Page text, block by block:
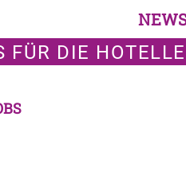
FÜR DIE